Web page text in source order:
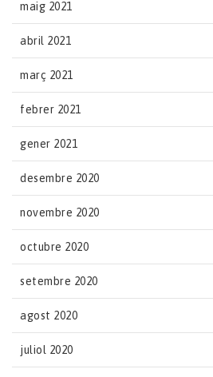
maig 2021
abril 2021
març 2021
febrer 2021
gener 2021
desembre 2020
novembre 2020
octubre 2020
setembre 2020
agost 2020
juliol 2020